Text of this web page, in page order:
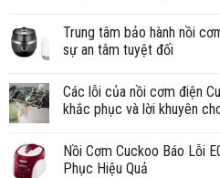
Trung tâm bảo hành nồi
sự an tâm tuyệt đối
Các lỗi của nồi cơm điện
khắc phục và lời khuyên
Nồi Cơm Cuckoo Báo Lỗi
Phục Hiệu Quả